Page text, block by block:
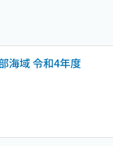
海域 令和4年度